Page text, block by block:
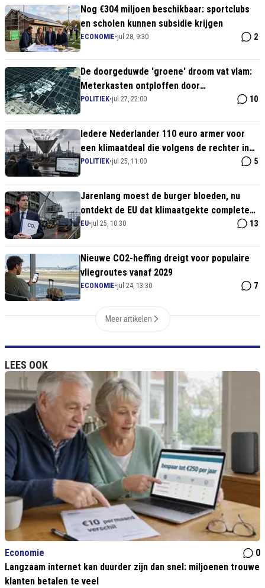
Nog €304 miljoen beschikbaar: sportclubs
en scholen kunnen subsidie krijgen
ECONOMIE•jul 28, 9:30 2
De doorgeduwde 'groene' droom vat vlam:
Meterkasten ontploffen door
warmtepompen en laadpalen
POLITIEK•jul 27, 22:00 10
Iedere Nederlander 110 euro armer voor
een klimaatdeal die volgens de rechter in
een subsidiefuik kan eindigen
POLITIEK•jul 25, 11:00 5
Jarenlang moest de burger bloeden, nu
ontdekt de EU dat klimaatgekte complete
fabrieken verjaagt
EU•jul 25, 10:30 13
Nieuwe CO2-heffing dreigt voor populaire
vliegroutes vanaf 2029
ECONOMIE•jul 24, 13:30 7
Meer artikelen
LEES OOK
Economie
0
Langzaam internet kan duurder zijn dan snel: miljoenen trouwe
klanten betalen te veel